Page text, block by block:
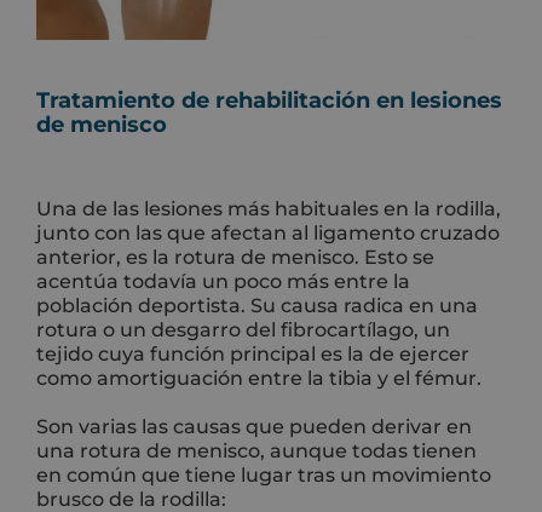
Tratamiento de rehabilitación en lesiones
de menisco
Una de las lesiones más habituales en la rodilla,
junto con las que afectan al ligamento cruzado
anterior, es la rotura de menisco. Esto se
acentúa todavía un poco más entre la
población deportista. Su causa radica en una
rotura o un desgarro del fibrocartílago, un
tejido cuya función principal es la de ejercer
como amortiguación entre la tibia y el fémur.
Son varias las causas que pueden derivar en
una rotura de menisco, aunque todas tienen
en común que tiene lugar tras un movimiento
brusco de la rodilla: